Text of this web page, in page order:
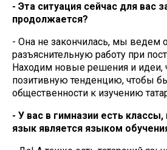
- Эта ситуация сейчас для вас
продолжается?
- Она не закончилась, мы ведем
разъяснительную работу при
Находим новые решения и идеи,
позитивную тенденцию, чтобы
общественности к изучению
- У вас в гимназии есть классы,
язык является языком